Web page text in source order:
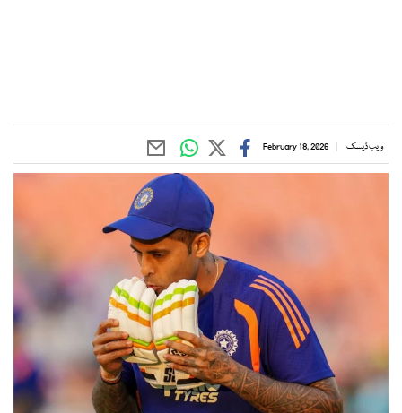
ویب ڈیسک February 18, 2026